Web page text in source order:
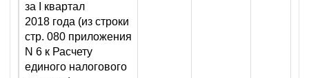
за I квартал
2018 года (из строки
стр. 080 приложения
N 6 к Расчету
единого налогового